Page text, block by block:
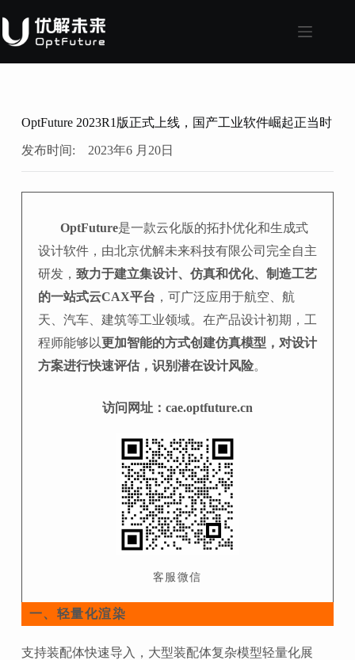
OptFuture 2023R1版正式上线，国产工业软件崛起正当时
发布时间: 2023年6 月20日
OptFuture是一款云化版的拓扑优化和生成式
设计软件，由北京优解未来科技有限公司完全自主
研发， 致力于建立集设计、仿真和优化、制造工艺
的一站式云CAX平台 ，可广泛应用于航空、航
天、汽车、建筑等工业领域。在产品设计初期，工
程师能够以更加智能的方式创建仿真模型，对设计
方案进行快速评估，识别潜在设计风险。
访问网址：cae.optfuture.cn
客服微信
一、 轻量化渲染
支持装配体快速导入，大型装配体复杂模型轻量化展